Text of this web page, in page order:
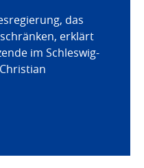
das
erklärt
im Schleswig-